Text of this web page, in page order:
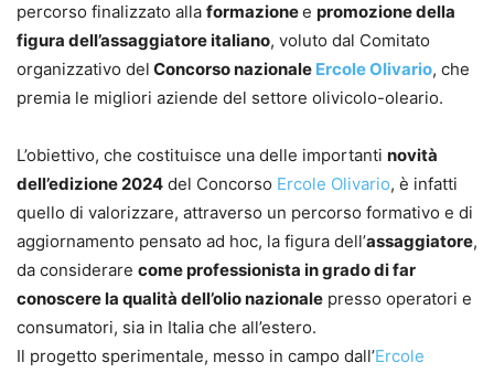
percorso finalizzato alla formazionee promozione della
figura dell’assaggiatore italiano, voluto dal Comitato
organizzativo del Concorso nazionale Ercole Olivario, che
premia le migliori aziende del settore olivicolo-oleario.
L’obiettivo, che costituisce una delle importanti novità
dell’edizione 2024 del Concorso Ercole Olivario, è infatti
quello di valorizzare, attraverso un percorso formativo e di
aggiornamento pensato ad hoc, la figura dell’assaggiatore,
da considerare come professionista in grado di far
conoscere la qualità dell’olio nazionale presso operatori e
consumatori, sia in Italia che all’estero.
Il progetto sperimentale, messo in campo dall’Ercole